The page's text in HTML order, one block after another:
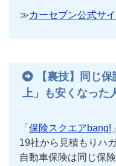
≫カーセブン公式サイ
【裏技】同じ
上」も安くなった
「 保険スクエアbang!
19社から見積もりハ
自動車保険は同じ保